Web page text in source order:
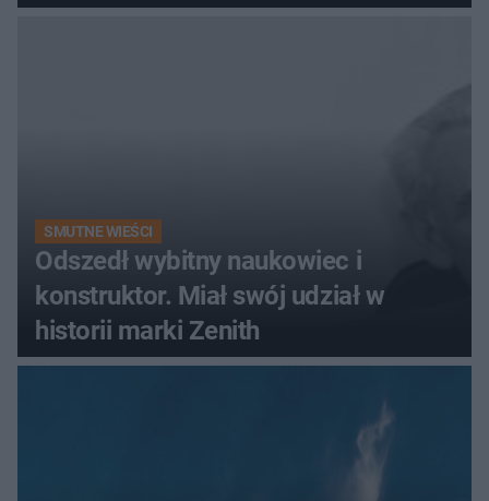
promenada
SMUTNE WIEŚCI
Odszedł wybitny naukowiec i
konstruktor. Miał swój udział w
historii marki Zenith